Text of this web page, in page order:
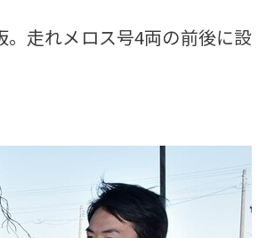
走れメロス号4両の前後に設